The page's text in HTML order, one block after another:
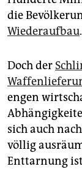
die
Wiederaufbau.
Doch der
engen
sich auch
völlig
Enttarnung